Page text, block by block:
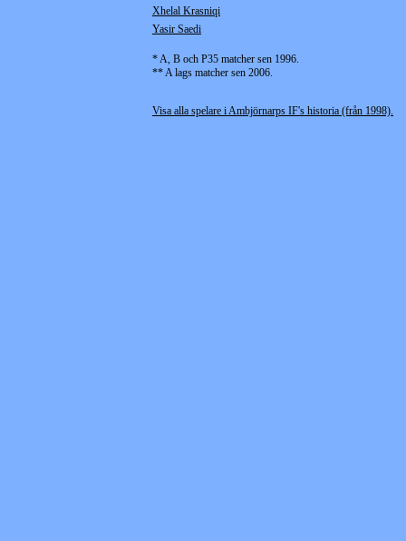
Xhelal Krasniqi
Yasir Saedi
* A, B och P35 matcher sen 1996.
** A lags matcher sen 2006.
Visa alla spelare i Ambjörnarps IF's historia (från 1998).